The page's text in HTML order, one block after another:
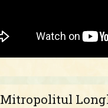
Mitropolitul